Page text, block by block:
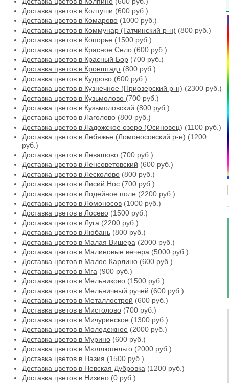
Доставка цветов в Колтуши (600 руб.)
Доставка цветов в Комарово (1000 руб.)
Доставка цветов в Коммунар (Гатчинский р-н) (800 руб.)
Доставка цветов в Копорье (1500 руб.)
Доставка цветов в Красное Село (600 руб.)
Доставка цветов в Красный Бор (700 руб.)
Доставка цветов в Кронштадт(800 руб.)
Доставка цветов в Кудрово (600 руб.)
Доставка цветов в Кузнечное (Приозерский р-н) (2300 руб.)
Доставка цветов в Кузьмолово (700 руб.)
Доставка цветов в Кузьмоловский (800 руб.)
Доставка цветов в Лаголово (800 руб.)
Доставка цветов в Ладожское озеро (Осиновец) (1100 руб.)
Доставка цветов в Лебяжье (Ломоносовский р-н) (1200
руб.)
Доставка цветов в Левашово (700 руб.)
Доставка цветов в Ленсоветовский (600 руб.)
Доставка цветов в Лесколово (800 руб.)
Доставка цветов в Лисий Нос (700 руб.)
Доставка цветов в Лодейное поле (2200 руб.)
Доставка цветов в Ломоносов (1000 руб.)
Доставка цветов в Лосево (1500 руб.)
Доставка цветов в Луга (2200 руб.)
Доставка цветов в Любань (800 руб.)
Доставка цветов в Малая Вишера (2000 руб.)
Доставка цветов в Малиновые вечера (5000 руб.)
Доставка цветов в Малое Карлино (600 руб.)
Доставка цветов в Мга (900 руб.)
Доставка цветов в Мельниково (1500 руб.)
Доставка цветов в Мельничный ручей (600 руб.)
Доставка цветов в Металлострой (600 руб.)
Доставка цветов в Мистолово (700 руб.)
Доставка цветов в Мичуринское (1300 руб.)
Доставка цветов в Молодежное (2000 руб.)
Доставка цветов в Мурино (600 руб.)
Доставка цветов в Мюллюпельто (2000 руб.)
Доставка цветов в Назия (1500 руб.)
Доставка цветов в Невская Дубровка (1200 руб.)
Доставка цветов в Низино (0 руб.)